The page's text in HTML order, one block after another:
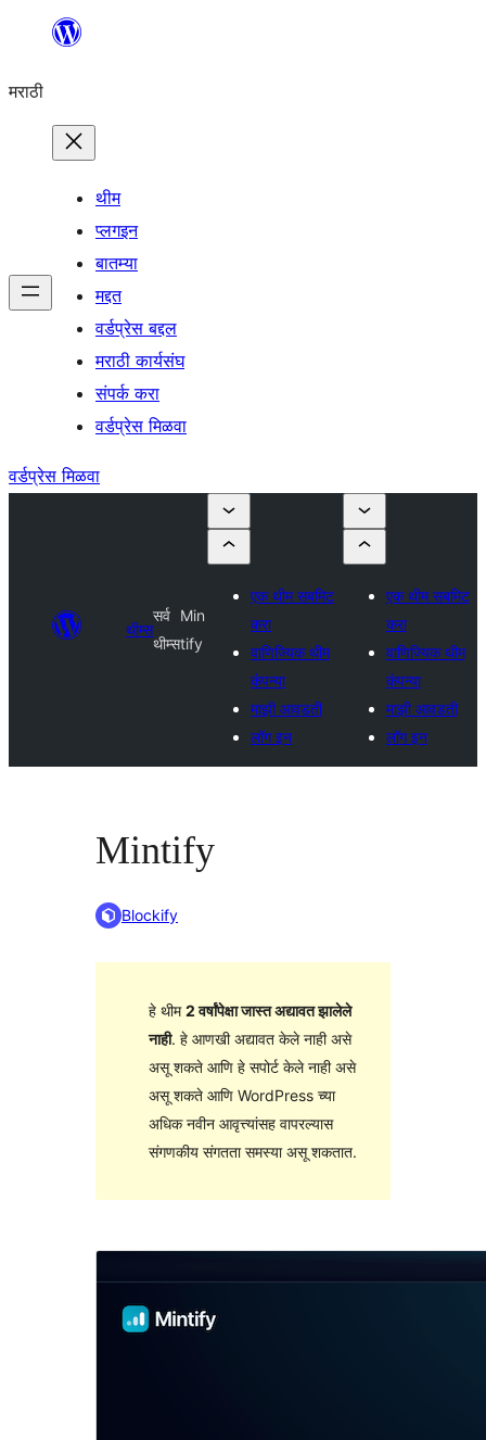
सामुग्रीवर
मराठी
थीम
प्लगइन
बातम्या
मद्दत
वर्डप्रेस बद्दल
मराठी कार्यसंघ
संपर्क करा
वर्डप्रेस मिळवा
वर्डप्रेस मिळवा
थीम्स
सर्व
थीम्स
Min
tify
एक थीम सबमिट
करा
वाणिज्यिक थीम
कंपन्या
माझी आवडती
लॉग इन
एक थीम सबमिट
करा
वाणिज्यिक थीम
कंपन्या
माझी आवडती
लॉग इन
Mintify
Blockify
हे थीम2 वर्षांपेक्षा जास्त अद्यावत झालेले
नाही. हे आणखी अद्यावत केले नाही असे
असू शकते आणि हे सपोर्ट केले नाही असे
असू शकते आणि WordPress च्या
अधिक नवीन आवृत्त्यांसह वापरल्यास
संगणकीय संगतता समस्या असू शकतात.